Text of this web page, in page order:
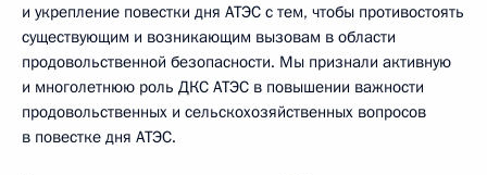
и укрепление повестки дня АТЭС с тем, чтобы противостоять
существующим и возникающим вызовам в области
продовольственной безопасности. Мы признали активную
и многолетнюю роль ДКС АТЭС в повышении важности
продовольственных и сельскохозяйственных вопросов
в повестке дня АТЭС.